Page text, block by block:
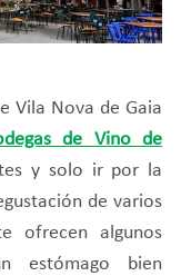
Vila Nova de Gaia
de Vino de
y solo ir por la
de varios
ofrecen algunos
estómago bien